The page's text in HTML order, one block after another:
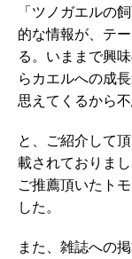
「ツノガエルの
的な情報が、テ
る。いままで興
らカエルへの成
思えてくるから不
と、ご紹介して
載されておりまし
ご推薦頂いたト
した。
また、雑誌への